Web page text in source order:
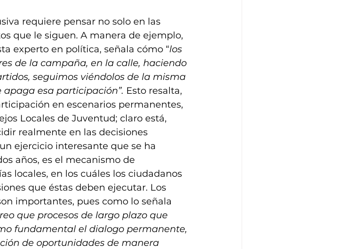
requiere pensar no solo en las
que le siguen. A manera de ejemplo,
experto en política, señala cómo “los
de la campaña, en la calle, haciendo
seguimos viéndolos de la misma
esa participación”. Esto resalta,
en escenarios permanentes,
Locales de Juventud; claro está,
realmente en las decisiones
ejercicio interesante que se ha
años, es el mecanismo de
locales, en los cuáles los ciudadanos
que éstas deben ejecutar. Los
importantes, pues como lo señala
que procesos de largo plazo que
fundamental el dialogo permanente,
de oportunidades de manera